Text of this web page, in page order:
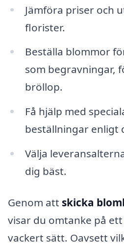
Jämföra priser och
florister.
Beställa blommor
som begravningar,
bröllop.
Få hjälp med
beställningar enligt
Välja
dig bäst.
Genom att skicka
visar du omtanke på
vackert sätt. Oavsett